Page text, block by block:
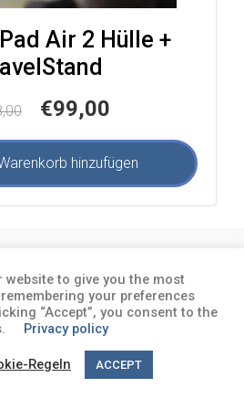
Air 2 Hülle +
Ursprünglicher
war:
€118,00
€99,00
ist:
€99,00.
hinzufügen
policy
website to give you the most
your preferences
“Accept”, you consent to the
Privacy policy
Regeln ACCEPT
Deutsch